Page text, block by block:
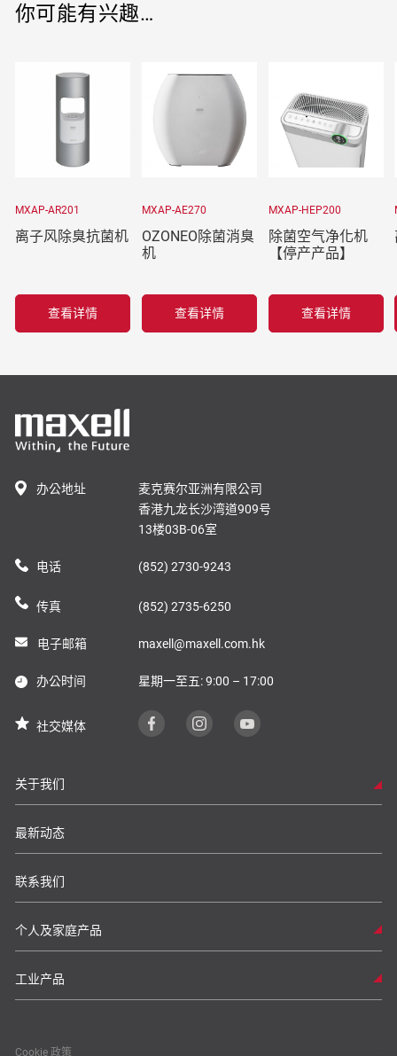
你可能有兴趣…
MXAP-AR201
离子风除臭抗菌机
查看详情
MXAP-AE270
OZONEO除菌消臭
机
查看详情
MXAP-HEP200
除菌空气净化机
【停产产品】
查看详情
办公地址
麦克赛尔亚洲有限公司
香港九龙长沙湾道909号
13楼03B-06室
电话 (852) 2730-9243
传真 (852) 2735-6250
电子邮箱 maxell@maxell.com.hk
办公时间 星期一至五: 9:00 – 17:00
社交媒体
关于我们
最新动态
联系我们
个人及家庭产品
工业产品
Cookie 政策